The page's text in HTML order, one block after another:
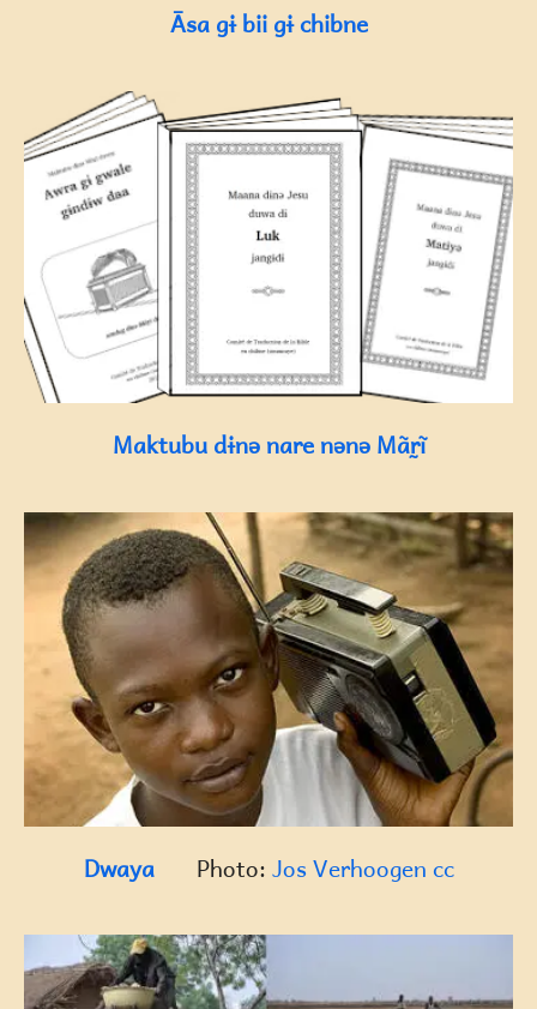
Āsa gɨ bii gɨ chibne
Maktubu dɨnə nare nənə Mãr̰ĩ
Dwaya Photo: Jos Verhoogen cc